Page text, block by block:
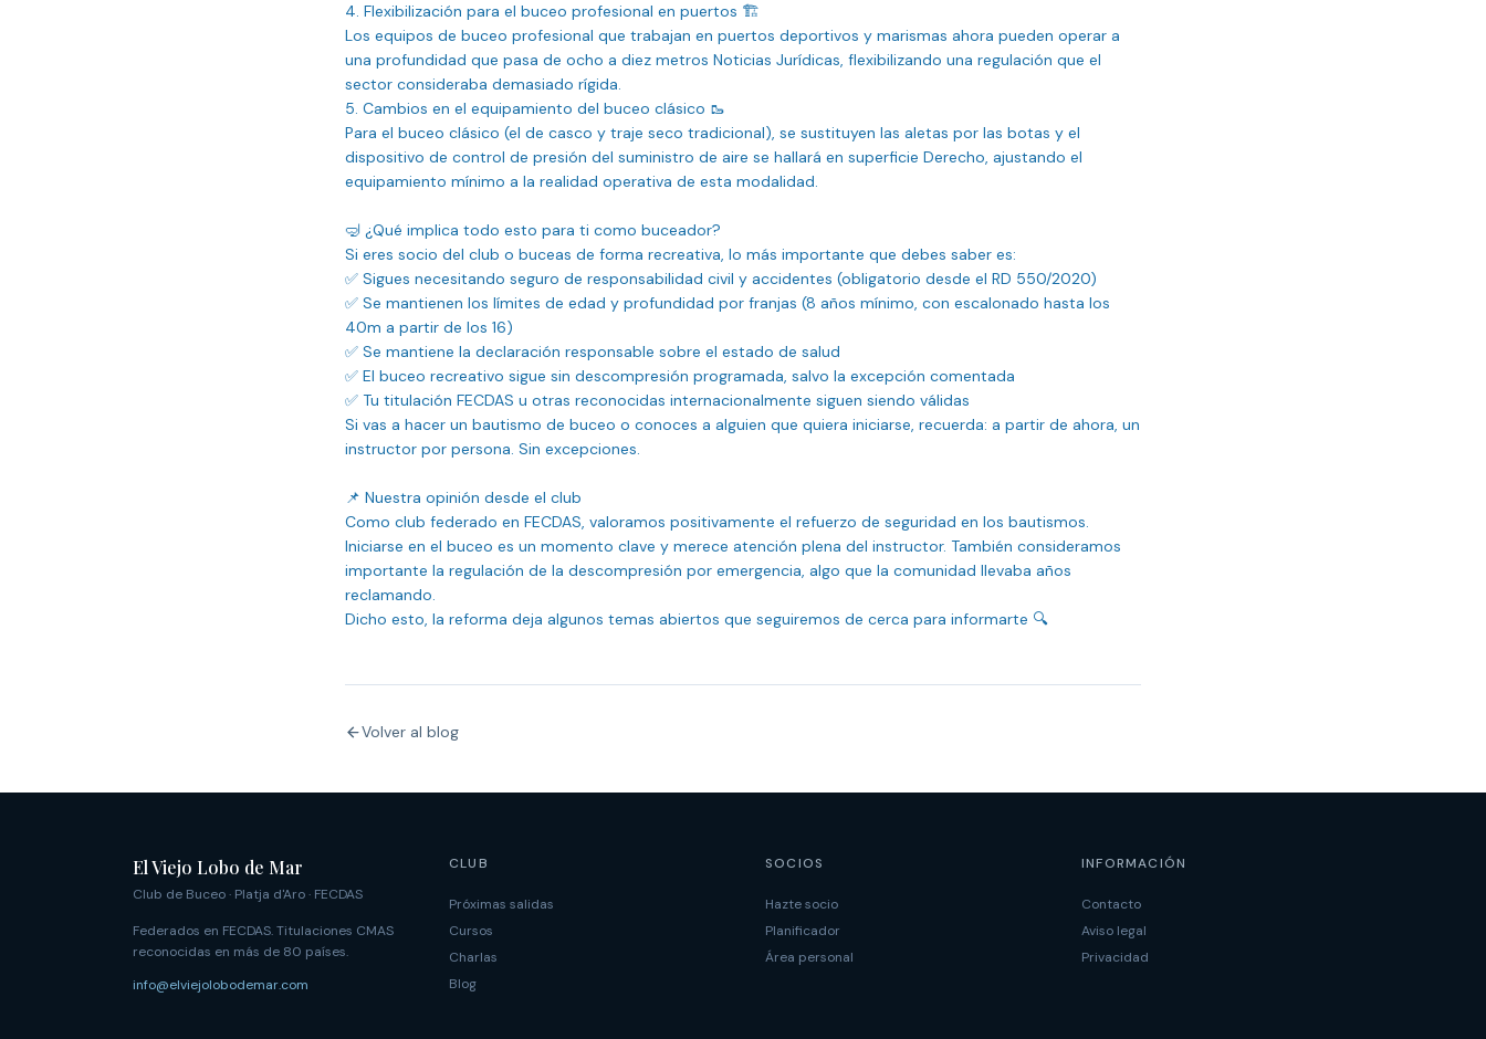
4. Flexibilización para el buceo profesional en puertos 🏗️
Los equipos de buceo profesional que trabajan en puertos deportivos y marismas ahora pueden operar a
una profundidad que pasa de ocho a diez metros Noticias Jurídicas, flexibilizando una regulación que el
sector consideraba demasiado rígida.
5. Cambios en el equipamiento del buceo clásico 🥾
Para el buceo clásico (el de casco y traje seco tradicional), se sustituyen las aletas por las botas y el
dispositivo de control de presión del suministro de aire se hallará en superficie Derecho, ajustando el
equipamiento mínimo a la realidad operativa de esta modalidad.
🤿 ¿Qué implica todo esto para ti como buceador?
Si eres socio del club o buceas de forma recreativa, lo más importante que debes saber es:
✅ Sigues necesitando seguro de responsabilidad civil y accidentes (obligatorio desde el RD 550/2020)
✅ Se mantienen los límites de edad y profundidad por franjas (8 años mínimo, con escalonado hasta los
40m a partir de los 16)
✅ Se mantiene la declaración responsable sobre el estado de salud
✅ El buceo recreativo sigue sin descompresión programada, salvo la excepción comentada
✅ Tu titulación FECDAS u otras reconocidas internacionalmente siguen siendo válidas
Si vas a hacer un bautismo de buceo o conoces a alguien que quiera iniciarse, recuerda: a partir de ahora, un
instructor por persona. Sin excepciones.
📌 Nuestra opinión desde el club
Como club federado en FECDAS, valoramos positivamente el refuerzo de seguridad en los bautismos.
Iniciarse en el buceo es un momento clave y merece atención plena del instructor. También consideramos
importante la regulación de la descompresión por emergencia, algo que la comunidad llevaba años
reclamando.
Dicho esto, la reforma deja algunos temas abiertos que seguiremos de cerca para informarte 🔍
Volver al blog
El Viejo Lobo de Mar
Club de Buceo · Platja d'Aro · FECDAS
Federados en FECDAS. Titulaciones CMAS
reconocidas en más de 80 países.
info@elviejolobodemar.com
CLUB
Próximas salidas
Cursos
Charlas
Blog
SOCIOS
Hazte socio
Planificador
Área personal
INFORMACIÓN
Contacto
Aviso legal
Privacidad